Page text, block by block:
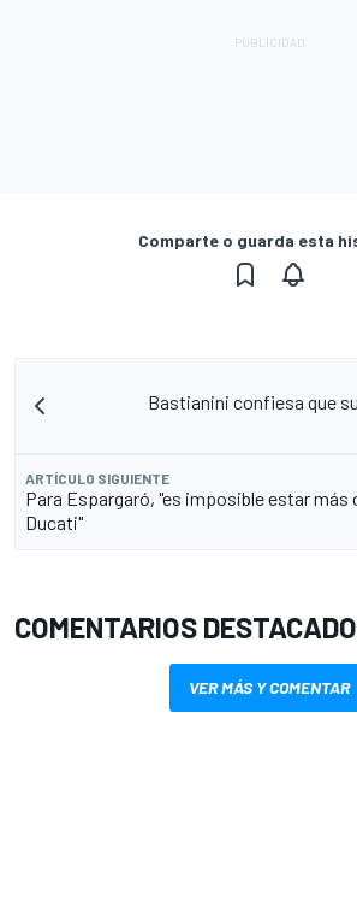
Comparte o guarda esta
Bastianini confiesa que
ARTÍCULO SIGUIENTE
Para Espargaró, "es imposible estar más
Ducati"
COMENTARIOS
VER MÁS Y COMENTAR